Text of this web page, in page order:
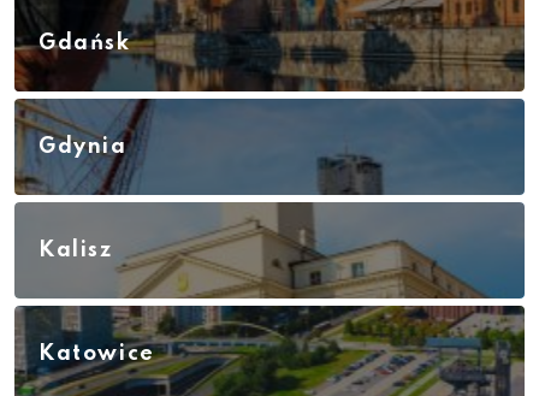
Gdańsk
Gdynia
Kalisz
Katowice